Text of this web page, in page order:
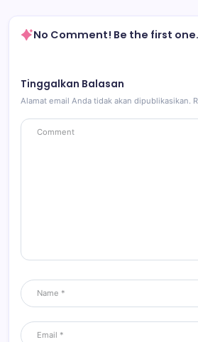
No Comment! Be the first one.
Tinggalkan Balasan
Alamat email Anda tidak akan dipublikasikan.